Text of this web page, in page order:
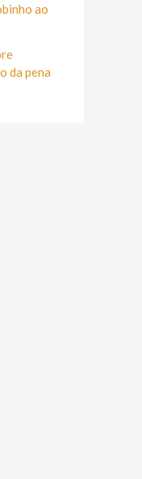
ao
da pena